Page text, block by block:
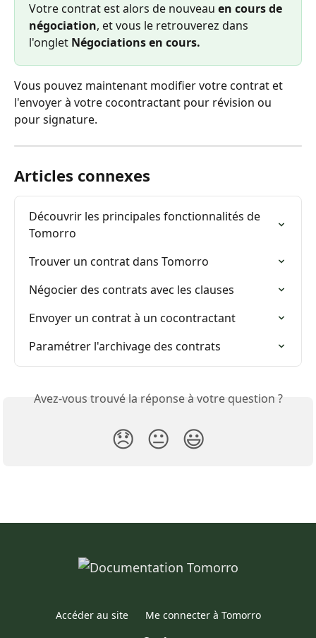
Votre contrat est alors de nouveau en cours de
négociation, et vous le retrouverez dans
l'onglet Négociations en cours.
Vous pouvez maintenant modifier votre contrat et
l'envoyer à votre cocontractant pour révision ou
pour signature.
Articles connexes
Découvrir les principales fonctionnalités de
Tomorro
Trouver un contrat dans Tomorro
Négocier des contrats avec les clauses
Envoyer un contrat à un cocontractant
Paramétrer l'archivage des contrats
Avez-vous trouvé la réponse à votre question ?
😞 😐 😃
Accéder au site Me connecter à Tomorro